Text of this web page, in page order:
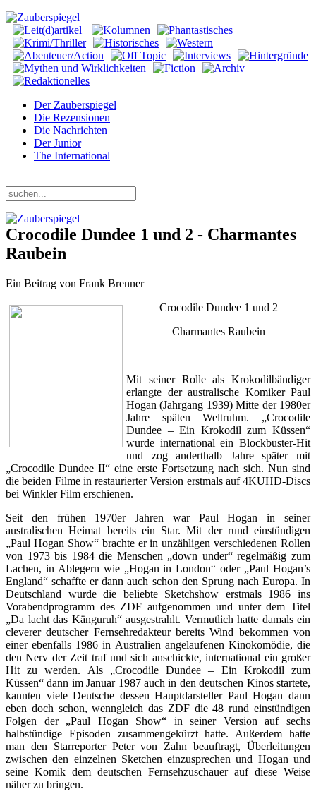
Der Zauberspiegel
Die Rezensionen
Die Nachrichten
Der Junior
The International
Crocodile Dundee 1 und 2 - Charmantes
Raubein
Ein Beitrag von Frank Brenner
Crocodile Dundee 1 und 2
Charmantes Raubein
Mit seiner Rolle als Krokodilbändiger
erlangte der australische Komiker Paul
Hogan (Jahrgang 1939) Mitte der 1980er
Jahre späten Weltruhm. „Crocodile
Dundee – Ein Krokodil zum Küssen“
wurde international ein Blockbuster-Hit
und zog anderthalb Jahre später mit
„Crocodile Dundee II“ eine erste Fortsetzung nach sich. Nun sind
die beiden Filme in restaurierter Version erstmals auf 4KUHD-Discs
bei Winkler Film erschienen.
Seit den frühen 1970er Jahren war Paul Hogan in seiner
australischen Heimat bereits ein Star. Mit der rund einstündigen
„Paul Hogan Show“ brachte er in unzähligen verschiedenen Rollen
von 1973 bis 1984 die Menschen „down under“ regelmäßig zum
Lachen, in Ablegern wie „Hogan in London“ oder „Paul Hogan’s
England“ schaffte er dann auch schon den Sprung nach Europa. In
Deutschland wurde die beliebte Sketchshow erstmals 1986 ins
Vorabendprogramm des ZDF aufgenommen und unter dem Titel
„Da lacht das Känguruh“ ausgestrahlt. Vermutlich hatte damals ein
cleverer deutscher Fernsehredakteur bereits Wind bekommen von
einer ebenfalls 1986 in Australien angelaufenen Kinokomödie, die
den Nerv der Zeit traf und sich anschickte, international ein großer
Hit zu werden. Als „Crocodile Dundee – Ein Krokodil zum
Küssen“ dann im Januar 1987 auch in den deutschen Kinos startete,
kannten viele Deutsche dessen Hauptdarsteller Paul Hogan dann
eben doch schon, wenngleich das ZDF die 48 rund einstündigen
Folgen der „Paul Hogan Show“ in seiner Version auf sechs
halbstündige Episoden zusammengekürzt hatte. Außerdem hatte
man den Starreporter Peter von Zahn beauftragt, Überleitungen
zwischen den einzelnen Sketchen einzusprechen und Hogan und
seine Komik dem deutschen Fernsehzuschauer auf diese Weise
näher zu bringen.